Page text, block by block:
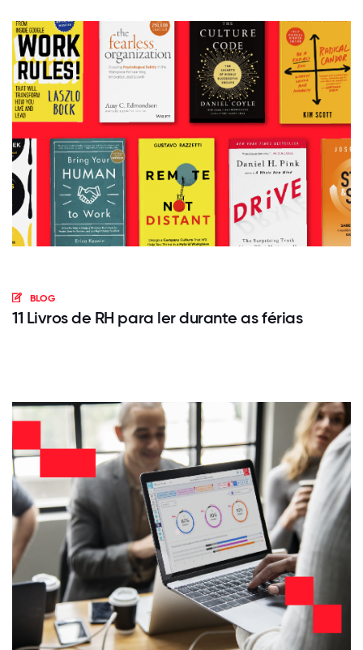
BLOG
11 Livros de RH para ler durante as férias